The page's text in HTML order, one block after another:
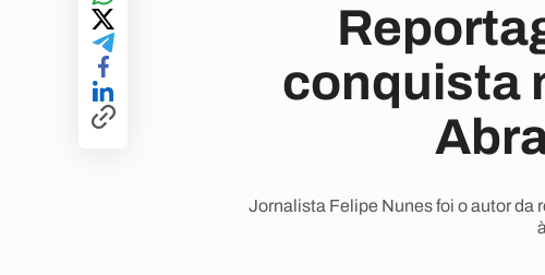
conquista
Jornalista Felipe Nunes foi o autor da